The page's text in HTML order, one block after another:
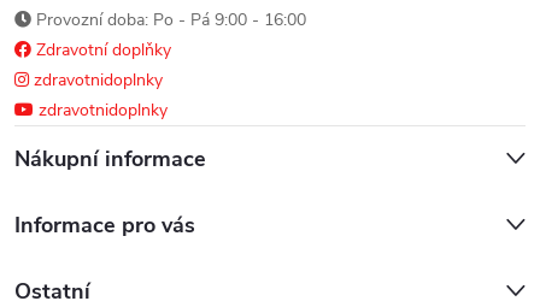
Provozní doba: Po - Pá 9:00 - 16:00
Zdravotní doplňky
zdravotnidoplnky
zdravotnidoplnky
Nákupní informace
Informace pro vás
Ostatní